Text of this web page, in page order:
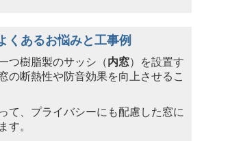
くあるお悩みと工事例
つ樹脂製のサッシ（内窓）を設置す
の断熱性や防音効果を向上させるこ
て、プライバシーにも配慮した窓に
す。